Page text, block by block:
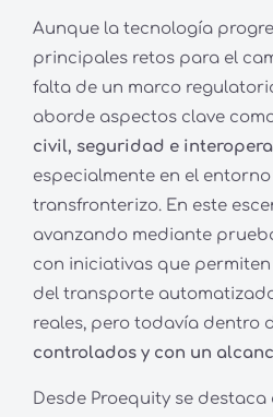
Aunque la tecnología
principales retos para el
falta de un marco
aborde aspectos clave
civil, seguridad e
especialmente en el
transfronterizo. En este
avanzando mediante
con iniciativas que
del transporte
reales, pero todavía dentro
controlados y con un
Desde Proequity se